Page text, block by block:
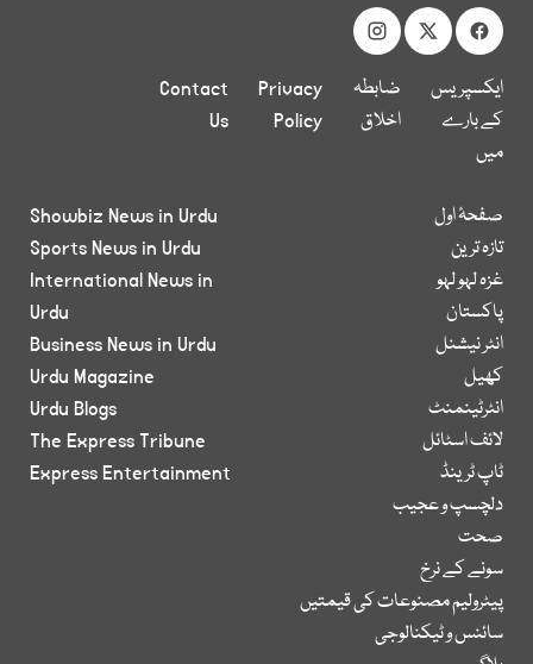
ایکسپریس
کے بارے
میں
ضابطہ
اخلاق
Privacy
Policy
Contact
Us
صفحۂ اول
تازہ ترین
غزہ لہو لہو
پاکستان
انٹر نیشنل
کھیل
انٹرٹینمنٹ
لائف اسٹائل
ٹاپ ٹرینڈ
دلچسپ و عجیب
صحت
سونے کے نرخ
پیٹرولیم مصنوعات کی قیمتیں
سائنس و ٹیکنالوجی
Showbiz News in Urdu
Sports News in Urdu
International News in
Urdu
Business News in Urdu
Urdu Magazine
Urdu Blogs
The Express Tribune
Express Entertainment